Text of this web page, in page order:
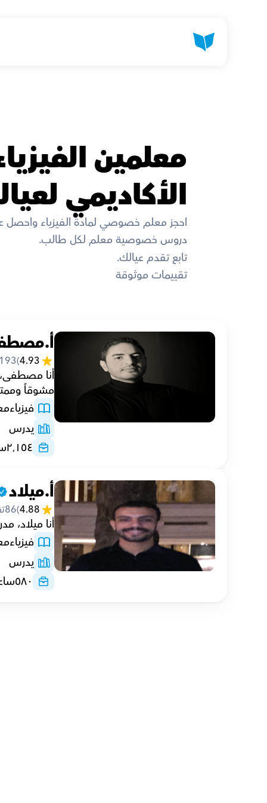
الأكاديمي
احجز معلم خصوصي لمادة الفيزياء
دروس خصوصية معلم لكل طالب.
تابع تقدم عيالك.
تقييمات موثوقة
4.93
(
مشوقاً وممتعاً
فيزياء
يدرس
٢٬١٥٤
أ.ميلاد
4.88
(
86
أنا ميلاد، مدرس فيزياء
فيزياء
يدرس
٥٨٠